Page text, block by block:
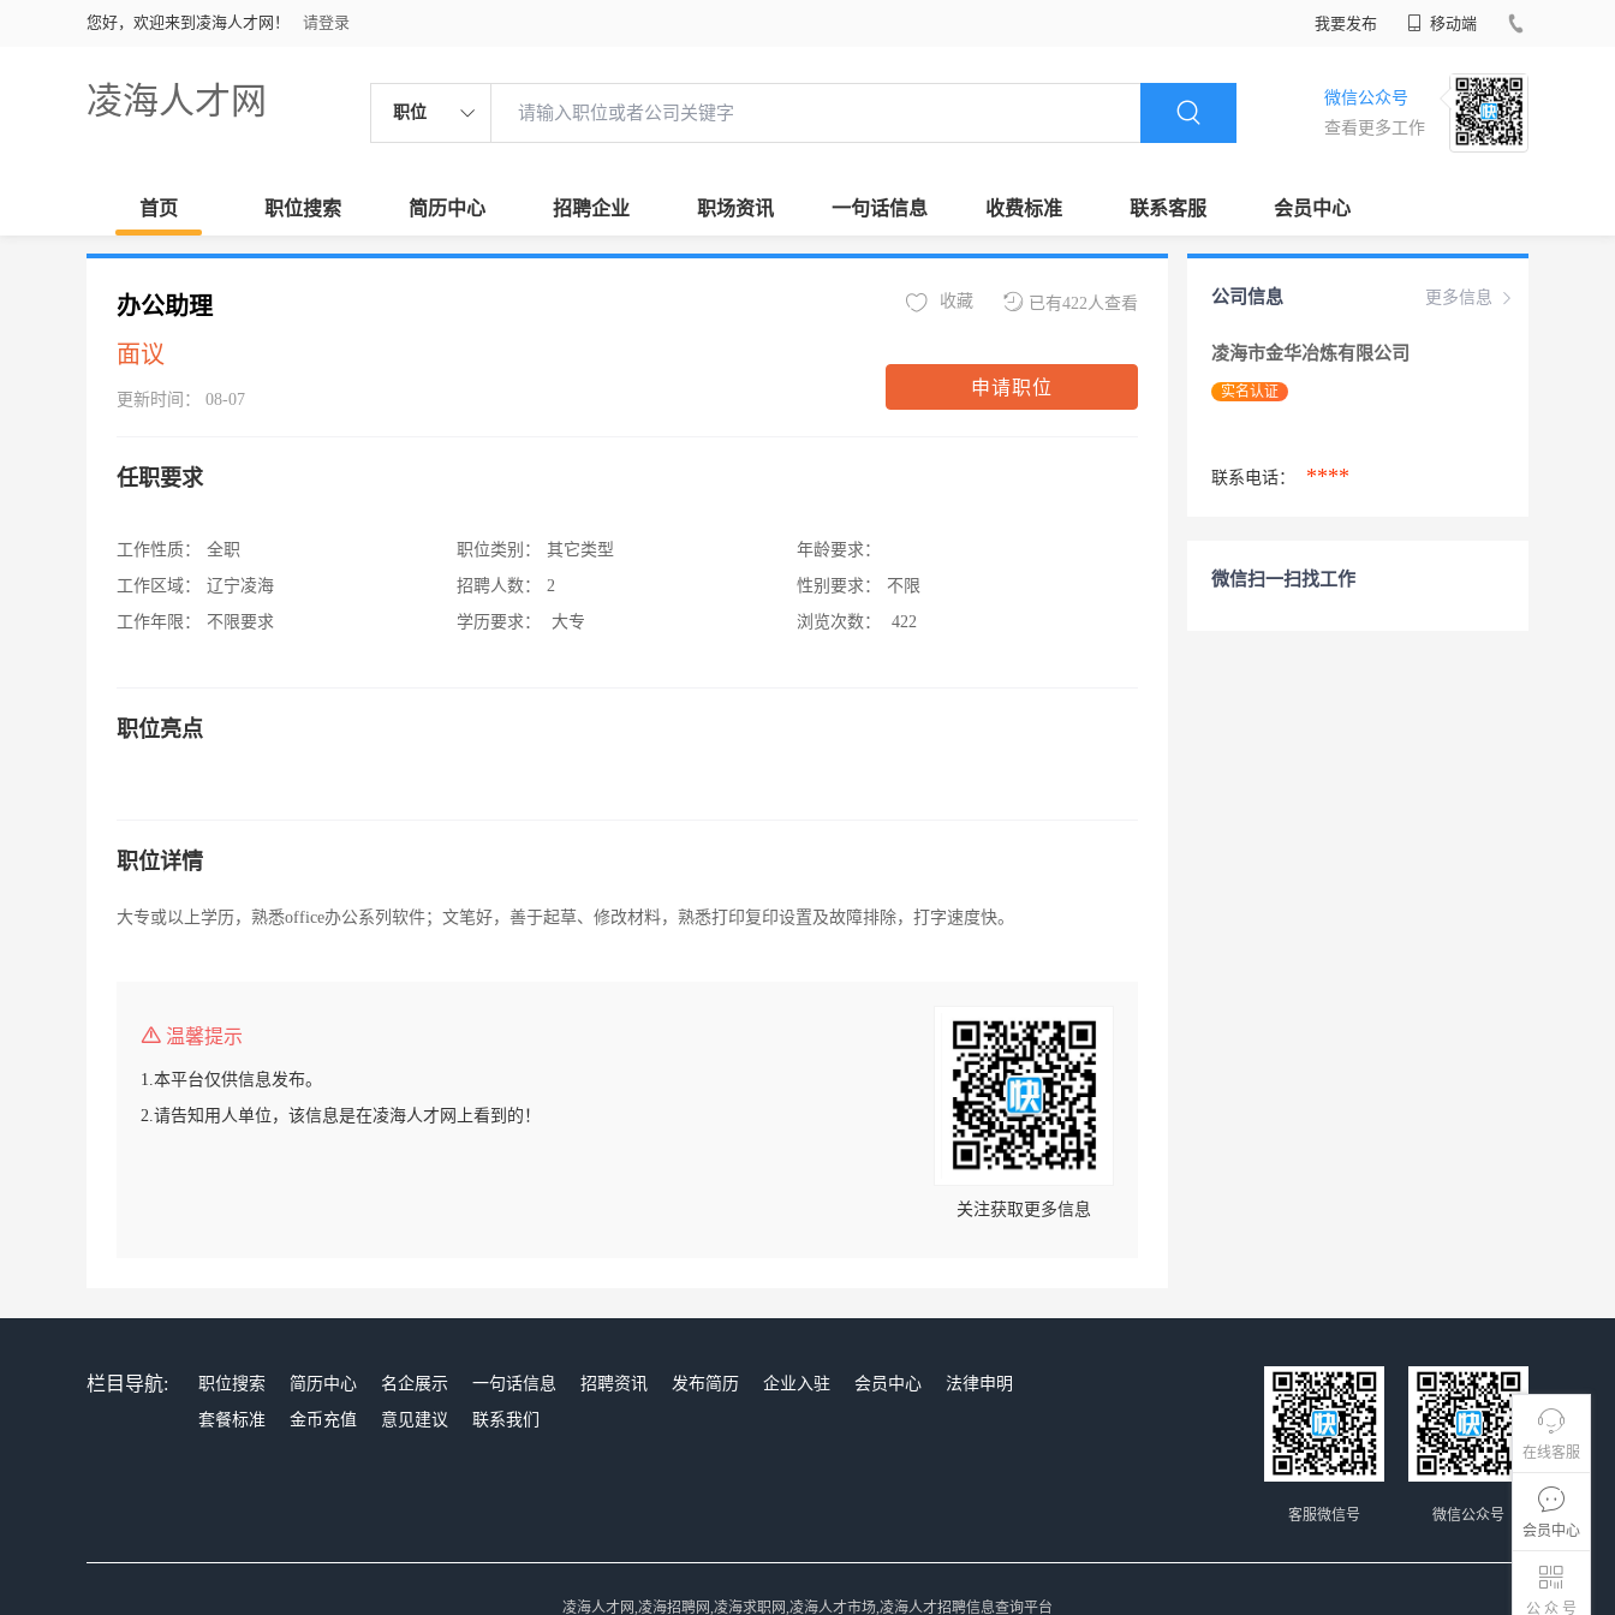
您好，欢迎来到凌海人才网！ 请登录 我要发布 移动端
凌海人才网 职位
微信公众号
查看更多工作
首页 职位搜索 简历中心 招聘企业 职场资讯 一句话信息 收费标准 联系客服 会员中心
在线客服
会员中心
公 众 号
办公助理
面议
更新时间： 08-07
已有422人查看
收藏
申请职位
任职要求
工作性质：
全职
工作区域：
辽宁凌海
工作年限：
不限要求
职位类别：
其它类型
招聘人数：
2
学历要求：
大专
年龄要求：
性别要求：
不限
浏览次数：
422
职位亮点
职位详情
大专或以上学历，熟悉office办公系列软件；文笔好，善于起草、修改材料，熟悉打印复印设置及故障排除，打字速度快。
温馨提示
1.本平台仅供信息发布。
2.请告知用人单位，该信息是在凌海人才网上看到的！
关注获取更多信息
更多信息
公司信息
凌海市金华冶炼有限公司
实名认证
联系电话： ****
微信扫一扫找工作
栏目导航: 职位搜索 简历中心 名企展示 一句话信息 招聘资讯 发布简历 企业入驻 会员中心
法律申明
套餐标准
金币充值 意见建议 联系我们
微信公众号
客服微信号
凌海人才网,凌海招聘网,凌海求职网,凌海人才市场,凌海人才招聘信息查询平台